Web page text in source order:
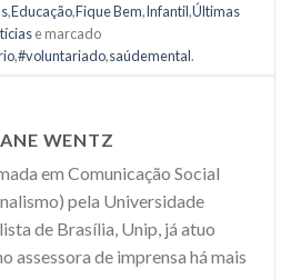
,Educação,Fique Bem,Infantil,Últimas
e marcado
,#voluntariado,saúdemental.
WENTZ
em Comunicação Social
pela Universidade
de Brasília, Unip, já atuo
assessora de imprensa há mais